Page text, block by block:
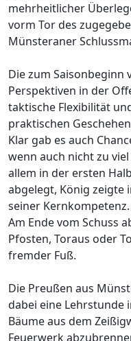
mehrheitlicher
vorm Tor des
Münsteraner
Die zum
Perspektiven in der
taktische Flexibilität
praktischen
Klar gab es auch
wenn auch nicht zu
allem in der ersten
abgelegt, König zeigte
seiner Kernkompetenz.
Am Ende vom Schuss
Pfosten, Toraus oder
fremder Fuß.
Die Preußen aus
dabei eine Lehrstunde
Bäume aus dem
Feuerwerk